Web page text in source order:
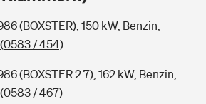
(BOXSTER), 150 kW, Benzin,
(0583 / 454)
(BOXSTER 2.7), 162 kW, Benzin,
(0583 / 467)